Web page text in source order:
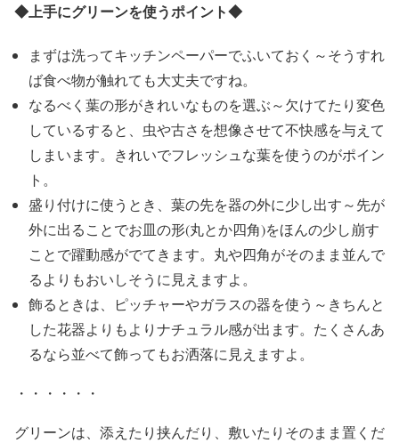
◆上手にグリーンを使うポイント◆
まずは洗ってキッチンペーパーでふいておく ～そうすれ
ば食べ物が触れても大丈夫ですね。
なるべく葉の形がきれいなものを選ぶ～欠けてたり変色
しているすると、虫や古さを想像させて不快感を与えて
しまいます。きれいでフレッシュな葉を使うのがポイン
ト。
盛り付けに使うとき、葉の先を器の外に少し出す～先が
外に出ることでお皿の形(丸とか四角)をほんの少し崩す
ことで躍動感がでてきます。丸や四角がそのまま並んで
るよりもおいしそうに見えますよ。
飾るときは、ピッチャーやガラスの器を使う ～きちんと
した花器よりもよりナチュラル感が出ます。たくさんあ
るなら並べて飾ってもお洒落に見えますよ。
・・・・・・
グリーンは、添えたり挟んだり、敷いたりそのまま置くだ